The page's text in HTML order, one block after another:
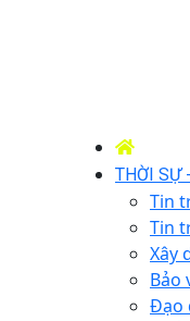
THỜI SỰ
Tin
Tin
Xây
Bảo
Đạo